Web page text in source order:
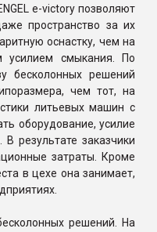
e-victory позволяют
пространство за их
оснастку, чем на
усилием смыкания. По
бесколонных решений
чем тот, на
литьевых машин с
оборудование, усилие
результате заказчики
затраты. Кроме
в цехе она занимает,
решений. На